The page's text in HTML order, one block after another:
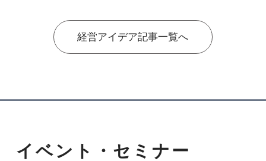
経営アイデア記事一覧へ
イベント・セミナー